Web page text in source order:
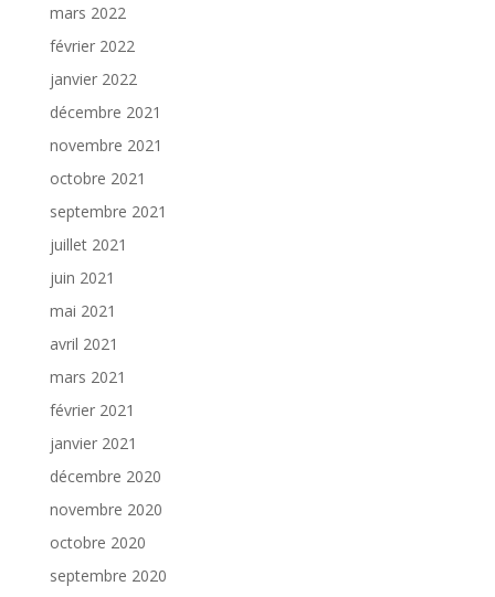
mars 2022
février 2022
janvier 2022
décembre 2021
novembre 2021
octobre 2021
septembre 2021
juillet 2021
juin 2021
mai 2021
avril 2021
mars 2021
février 2021
janvier 2021
décembre 2020
novembre 2020
octobre 2020
septembre 2020